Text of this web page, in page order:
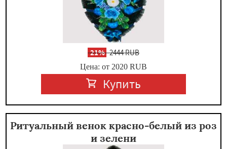
-21%2444 RUB
Цена: от 2020 RUB
Купить
Ритуальный венок красно-белый из роз
и зелени